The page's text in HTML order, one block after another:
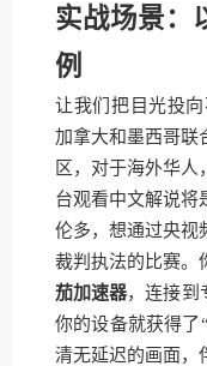
实战场景：
例
让我们把目光投向
加拿大和墨西哥联
区，对于海外华
台观看中文解说将
伦多，想通过央视
裁判执法的比赛。
茄加速器，连接到
你的设备就获得了
清无延迟的画面，